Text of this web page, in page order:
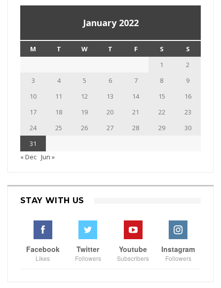
January 2022
M T W T F S
S
1
2
3
4 5 6 7 8
9
10
11 12 13 14 15
16
17
18 19 20 21 22
23
24
25 26 27 28 29
30
31
« Dec Jun »
STAY WITH US
Facebook
Likes
Twitter
Followers
Youtube
Subscribers
Instagram
Followers